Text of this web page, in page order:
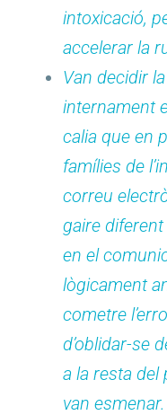
intoxicació,
accelerar la
Van decidir
internament
calia que en
famílies de
correu
gaire
en el
lògicament
cometre
d’oblidar-se
a la resta del
van